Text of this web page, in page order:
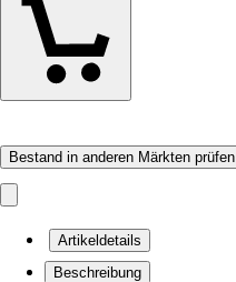
Bestand in anderen Märkten prüfen
Artikeldetails
Beschreibung